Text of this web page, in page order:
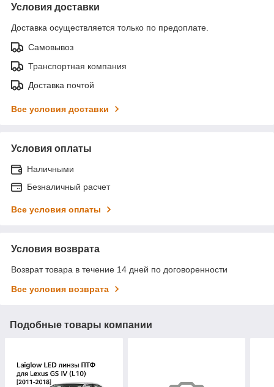
Условия доставки
Доставка осуществляется только по предоплате.
Самовывоз
Транспортная компания
Доставка почтой
Все условия доставки
Условия оплаты
Наличными
Безналичный расчет
Все условия оплаты
Условия возврата
Возврат товара в течение 14 дней по договоренности
Все условия возврата
Подобные товары компании